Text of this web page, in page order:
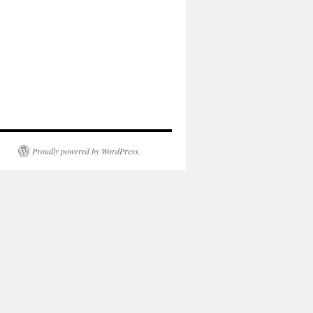
Proudly powered by WordPress.